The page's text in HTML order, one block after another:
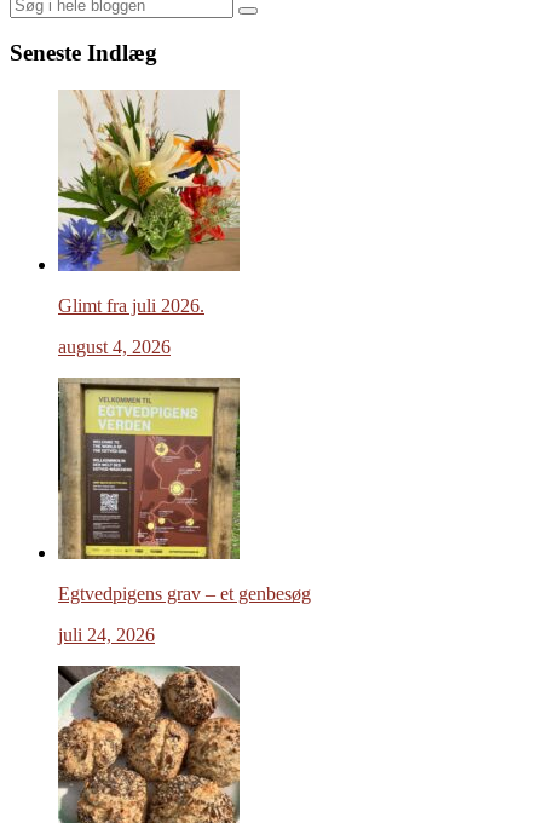
Search
Seneste Indlæg
Glimt fra juli 2026.
august 4, 2026
Egtvedpigens grav – et genbesøg
juli 24, 2026